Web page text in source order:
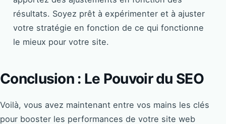
résultats. Soyez prêt à expérimenter et à ajuster
votre stratégie en fonction de ce qui fonctionne
le mieux pour votre site.
Conclusion : Le Pouvoir du SEO
Voilà, vous avez maintenant entre vos mains les clés
pour booster les performances de votre site web